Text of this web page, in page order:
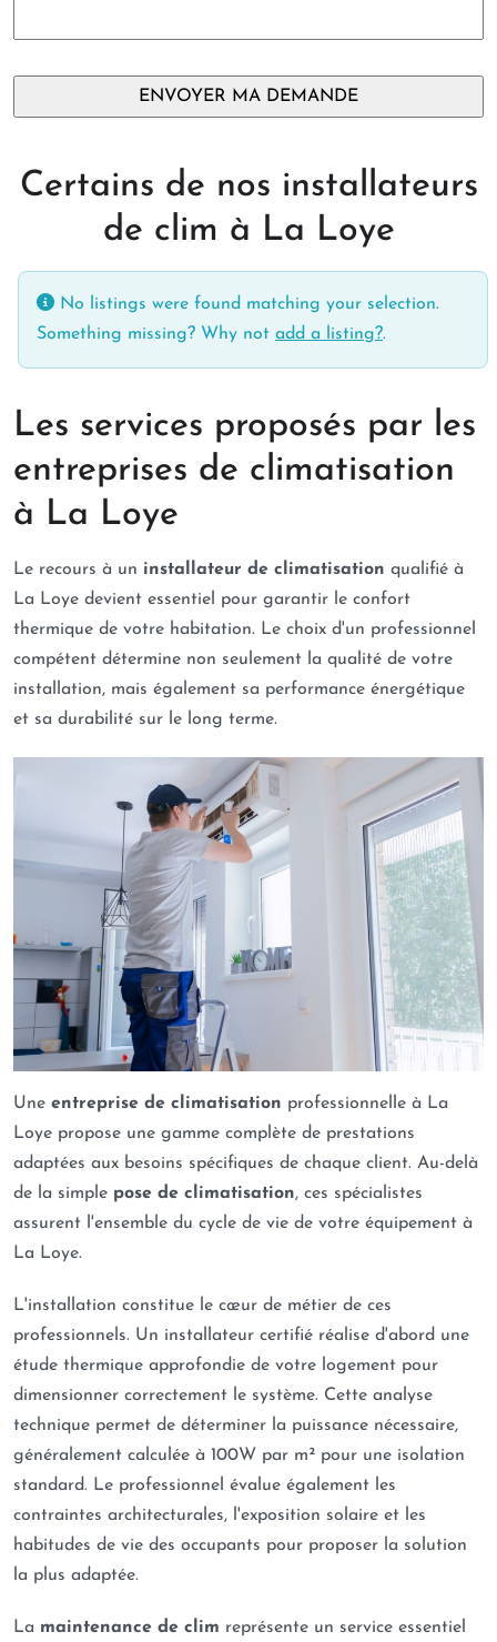
Certains de nos installateurs
de clim à La Loye
No listings were found matching your selection.
Something missing? Why not add a listing?.
Les services proposés par les
entreprises de climatisation
à La Loye
Le recours à un installateur de climatisation qualifié à
La Loye devient essentiel pour garantir le confort
thermique de votre habitation. Le choix d'un professionnel
compétent détermine non seulement la qualité de votre
installation, mais également sa performance énergétique
et sa durabilité sur le long terme.
Une entreprise de climatisation professionnelle à La
Loye propose une gamme complète de prestations
adaptées aux besoins spécifiques de chaque client. Au-delà
de la simple pose de climatisation, ces spécialistes
assurent l'ensemble du cycle de vie de votre équipement à
La Loye.
L'installation constitue le cœur de métier de ces
professionnels. Un installateur certifié réalise d'abord une
étude thermique approfondie de votre logement pour
dimensionner correctement le système. Cette analyse
technique permet de déterminer la puissance nécessaire,
généralement calculée à 100W par m² pour une isolation
standard. Le professionnel évalue également les
contraintes architecturales, l'exposition solaire et les
habitudes de vie des occupants pour proposer la solution
la plus adaptée.
La maintenance de clim représente un service essentiel